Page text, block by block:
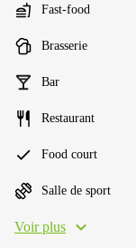
Fast-food
Brasserie
Bar
Restaurant
Food court
Salle de sport
Voir plus